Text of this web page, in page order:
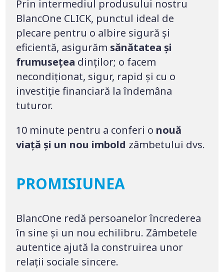
Prin intermediul produsului nostru
BlancOne CLICK, punctul ideal de
plecare pentru o albire sigură și
eficientă, asigurăm sănătatea și
frumusețea dinților; o facem
necondiționat, sigur, rapid și cu o
investiție financiară la îndemâna
tuturor.
10 minute pentru a conferi o nouă
viață și un nou imbold zâmbetului dvs.
PROMISIUNEA
BlancOne redă persoanelor încrederea
în sine și un nou echilibru. Zâmbetele
autentice ajută la construirea unor
relații sociale sincere.